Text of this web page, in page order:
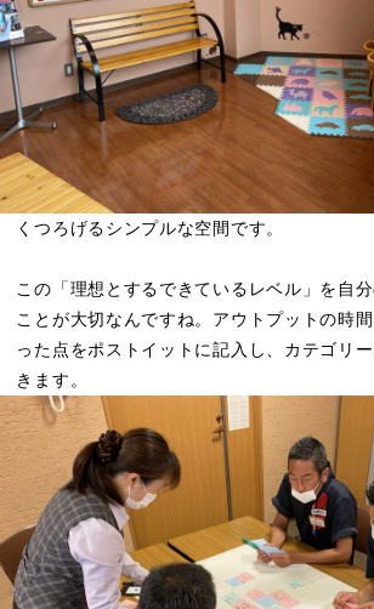
くつろげるシンプルな空間です。
この「理想とするできているレベル」を自
ことが大切なんですね。アウトプットの時
った点をポストイットに記入し、カテゴリ
きます。